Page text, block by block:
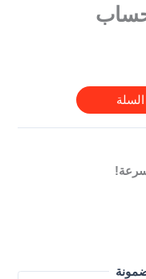
– للحساب